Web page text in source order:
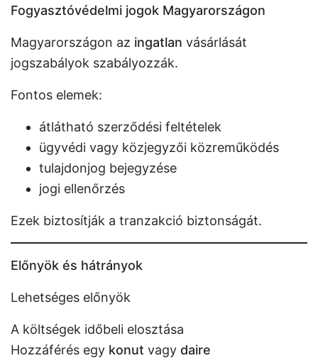
Fogyasztóvédelmi jogok Magyarországon
Magyarországon az ingatlan vásárlását
jogszabályok szabályozzák.
Fontos elemek:
átlátható szerződési feltételek
ügyvédi vagy közjegyzői közreműködés
tulajdonjog bejegyzése
jogi ellenőrzés
Ezek biztosítják a tranzakció biztonságát.
Előnyök és hátrányok
Lehetséges előnyök
A költségek időbeli elosztása
Hozzáférés egy konut vagy daire